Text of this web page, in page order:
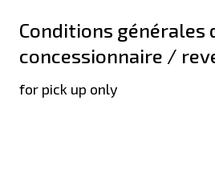
Conditions générales
concessionnaire /
for pick up only